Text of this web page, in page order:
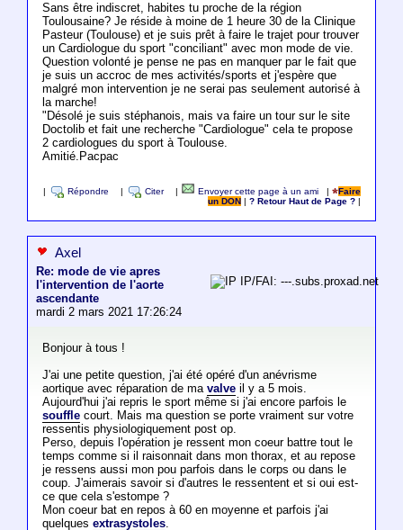
Sans être indiscret, habites tu proche de la région
Toulousaine? Je réside à moine de 1 heure 30 de la Clinique
Pasteur (Toulouse) et je suis prêt à faire le trajet pour trouver
un Cardiologue du sport "conciliant" avec mon mode de vie.
Question volonté je pense ne pas en manquer par le fait que
je suis un accroc de mes activités/sports et j'espère que
malgré mon intervention je ne serai pas seulement autorisé à
la marche!
"Désolé je suis stéphanois, mais va faire un tour sur le site
Doctolib et fait une recherche "Cardiologue" cela te propose
2 cardiologues du sport à Toulouse.
Amitié.Pacpac
Répondre Citer Envoyer cette page à un ami |
Faire
un DON
|? Retour Haut de Page ?
Axel
Re: mode de vie apres
l'intervention de l'aorte
ascendante
mardi 2 mars 2021 17:26:24
IP/FAI: ---.subs.proxad.net
Bonjour à tous !
J'ai une petite question, j'ai été opéré d'un anévrisme
aortique avec réparation de ma valveil y a 5 mois.
Aujourd'hui j'ai repris le sport même si j'ai encore parfois le
soufflecourt. Mais ma question se porte vraiment sur votre
ressentis physiologiquement post op.
Perso, depuis l'opération je ressent mon coeur battre tout le
temps comme si il raisonnait dans mon thorax, et au repose
je ressens aussi mon pou parfois dans le corps ou dans le
coup. J'aimerais savoir si d'autres le ressentent et si oui est-
ce que cela s'estompe ?
Mon coeur bat en repos à 60 en moyenne et parfois j'ai
quelques extrasystoles.